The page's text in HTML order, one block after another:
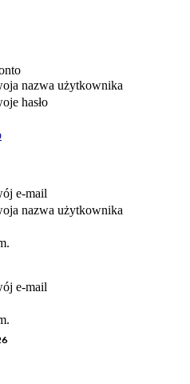
nazwa użytkownika
hasło
e-mail
nazwa użytkownika
e-mail